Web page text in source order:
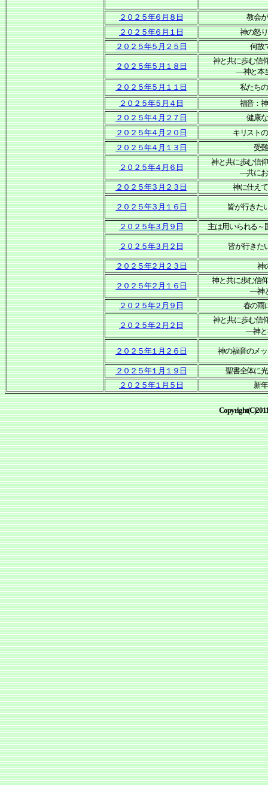
２０２５年６月８日
教会
２０２５年６月１日
神の怒
２０２５年５月２５日
何故
２０２５年５月１８日
神と共に歩む信
―神と本
２０２５年５月１１日
私たち
２０２５年５月４日
福音：
２０２５年４月２７日
健康
２０２５年４月２０日
キリスト
２０２５年４月１３日
受
２０２５年４月６日
神と共に歩む信
―共に
２０２５年３月２３日
神に仕え
２０２５年３月１６日 皆が行きた
２０２５年３月９日 主は用いられる～
２０２５年３月２日 皆が行きた
２０２５年２月２３日 神
２０２５年２月１６日
神と共に歩む信
―神
２０２５年２月９日
春の雨
２０２５年２月２日
神と共に歩む信
―神と
２０２５年１月２６日 神の福音のメ
２０２５年１月１９日
聖書全体に
２０２５年１月５日
新